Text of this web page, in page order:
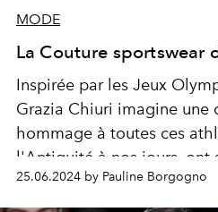
MODE
La Couture sportswear
Inspirée par les Jeux
Grazia Chiuri imagine une
hommage à toutes ces
l'Antiquité à nos jours, ont
et les obstacles pour avoir
les compétitions sportives,
25.06.2024 by Pauline Borgogno